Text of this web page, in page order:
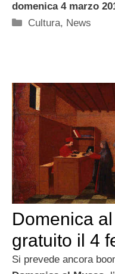
domenica 4 marzo
Categorie
Cultura, News
Domenica
gratuito il 4
Si prevede ancora